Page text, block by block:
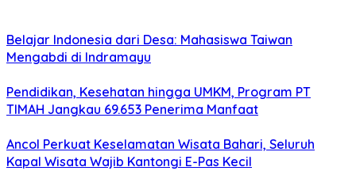
Belajar Indonesia dari Desa: Mahasiswa Taiwan
Mengabdi di Indramayu
Pendidikan, Kesehatan hingga UMKM, Program PT
TIMAH Jangkau 69.653 Penerima Manfaat
Ancol Perkuat Keselamatan Wisata Bahari, Seluruh
Kapal Wisata Wajib Kantongi E-Pas Kecil